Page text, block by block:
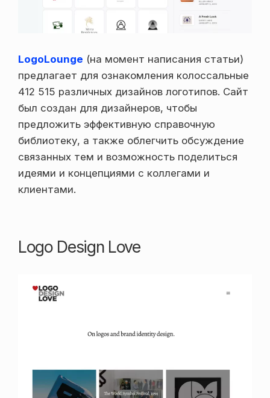
LogoLounge (на момент написания статьи)
предлагает для ознакомления колоссальные
412 515 различных дизайнов логотипов. Сайт
был создан для дизайнеров, чтобы
предложить эффективную справочную
библиотеку, а также облегчить обсуждение
связанных тем и возможность поделиться
идеями и концепциями с коллегами и
клиентами.
Logo Design Love